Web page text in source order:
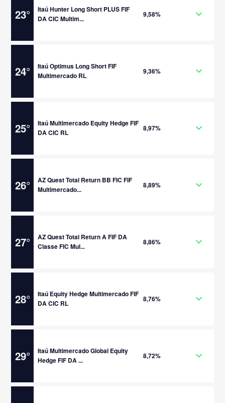
23°
Itaú Hunter Long Short PLUS FIF
DA CIC Multim...
9,58%
24°
Itaú Optimus Long Short FIF
Multimercado RL
9,36%
25°
Itaú Multimercado Equity Hedge FIF
DA CIC RL
8,97%
26°
AZ Quest Total Return BB FIC FIF
Multimercado...
8,89%
27°
AZ Quest Total Return A FIF DA
Classe FIC Mul...
8,86%
28°
Itaú Equity Hedge Multimercado FIF
DA CIC RL
8,76%
29°
Itaú Multimercado Global Equity
Hedge FIF DA ...
8,72%